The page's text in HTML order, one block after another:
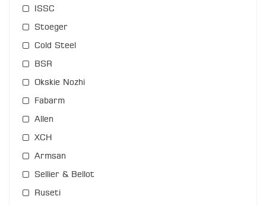
ISSC
Stoeger
Cold Steel
BSR
Okskie Nozhi
Fabarm
Allen
XCH
Armsan
Sellier & Bellot
Ruseti